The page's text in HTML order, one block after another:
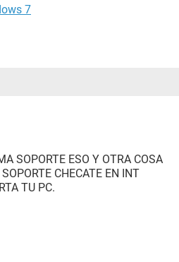
7
SOPORTE ESO Y OTRA COSA
CHECATE EN INT
TU PC.